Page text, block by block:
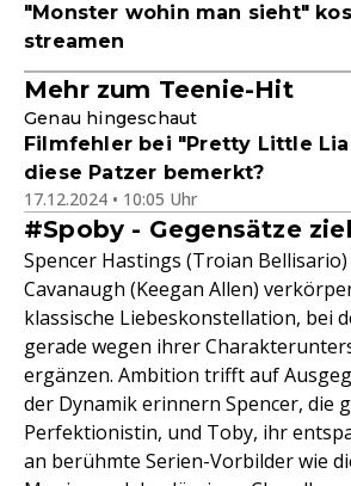
"Monster wohin man sieht"
streamen
Mehr zum Teenie-Hit
Genau hingeschaut
Filmfehler bei "Pretty Little
diese Patzer bemerkt?
17.12.2024 • 10:05 Uhr
#Spoby - Gegensätze
Spencer Hastings (Troian
Cavanaugh (Keegan Allen)
klassische Liebeskonstellation, bei
gerade wegen ihrer
ergänzen. Ambition trifft auf
der Dynamik erinnern Spencer, die
Perfektionistin, und Toby, ihr
an berühmte Serien-Vorbilder wie